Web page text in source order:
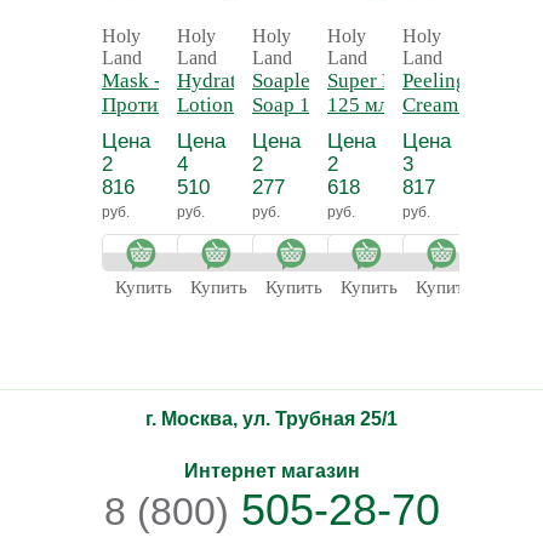
Holy
Land
Mask -
Противовоспалительная
маска "Анокс" с
ретинолом
Цена
2
816
руб.
Купить
Holy
Land
Hydrating
Lotion -
Увлажняющий
лосьон
"Анокс" с
ретинолом
Цена
4
510
руб.
Купить
Holy
Land
Soapless
Soap 150
мл -
Ихтиоловое
мыло
Цена
2
277
руб.
Купить
Holy
Land
Super Lotion
125 мл -
Лосьон для
растворения
комедонов
Цена
2
618
руб.
Купить
Holy
Land
Peeling
Cream 70
мл -
Пилинг-
крем
"Лактолан"
Цена
3
817
руб.
Купить
г. Москва, ул. Трубная 25/1
Интернет магазин
8 (800) 505-28-70